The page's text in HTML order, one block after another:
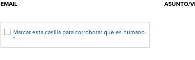
EMAIL ASUNTO/
Marcar esta casilla para corroborar que es humano.
*